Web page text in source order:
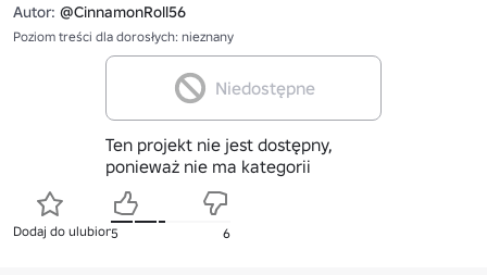
Autor: @CinnamonRoll56
Poziom treści dla dorosłych: nieznany
Niedostępne
Ten projekt nie jest dostępny,
ponieważ nie ma kategorii
Dodaj do ulubionych
5 6